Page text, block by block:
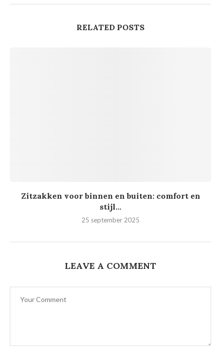
RELATED POSTS
Zitzakken voor binnen en buiten: comfort en
stijl...
25 september 2025
LEAVE A COMMENT